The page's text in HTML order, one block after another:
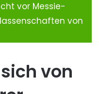
vor Messie-
von
von